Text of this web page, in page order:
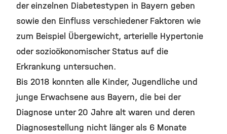
der einzelnen Diabetestypen in Bayern geben
sowie den Einfluss verschiedener Faktoren wie
zum Beispiel Übergewicht, arterielle Hypertonie
oder sozioökonomischer Status auf die
Erkrankung untersuchen.
Bis 2018 konnten alle Kinder, Jugendliche und
junge Erwachsene aus Bayern, die bei der
Diagnose unter 20 Jahre alt waren und deren
Diagnosestellung nicht länger als 6 Monate